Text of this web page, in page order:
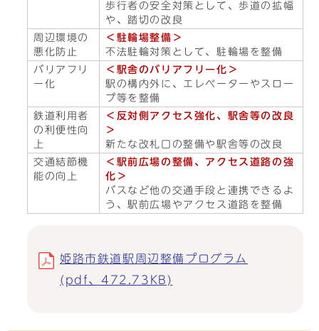
歩行者の安全対策として、歩道の拡幅
や、踏切の改良
周辺環境の
悪化防止
＜駐輪場整備＞
不法駐輪対策として、駐輪場を整備
バリアフリ
ー化
＜駅舎のバリアフリー化＞
駅の構内外に、エレベーターやスロー
プ等を整備
鉄道利用者
の利便性向
上
＜反対側アクセス強化、駅舎等の改良
＞
新たな改札口の整備や駅舎等の改良
交通結節機
能の向上
＜駅前広場の整備、アクセス道路の強
化＞
バスなど他の交通手段と連携できるよ
う、駅前広場やアクセス道路を整備
姫路市鉄道駅周辺整備プログラム
(pdf、472.73KB)